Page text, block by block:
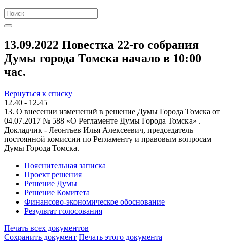
13.09.2022 Повестка 22-го собрания
Думы города Томска начало в 10:00
час.
Вернуться к списку
12.40 - 12.45
13. О внесении изменений в решение Думы Города Томска от
04.07.2017 № 588 «О Регламенте Думы Города Томска» .
Докладчик - Леонтьев Илья Алексеевич, председатель
постоянной комиссии по Регламенту и правовым вопросам
Думы Города Томска.
Пояснительная записка
Проект решения
Решение Думы
Решение Комитета
Финансово-экономическое обоснование
Результат голосования
Печать всех документов
Сохранить документ Печать этого документа